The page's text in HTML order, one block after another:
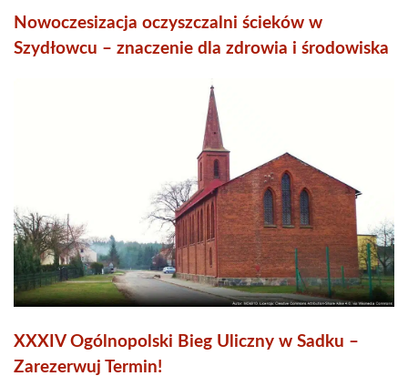
Nowoczesizacja oczyszczalni ścieków w
Szydłowcu – znaczenie dla zdrowia i środowiska
XXXIV Ogólnopolski Bieg Uliczny w Sadku –
Zarezerwuj Termin!